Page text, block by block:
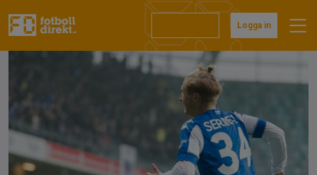
till
Logga in